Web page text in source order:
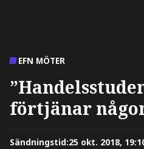
EFN MÖTER
förtjänar
Sändningstid:25 okt. 2018,